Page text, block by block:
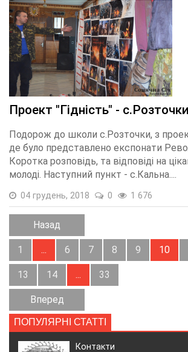
Проект "Гідність" -
Подорож до школи с.Розточки, з
де було представлено експонати
Коротка розповідь, та відповіді на
молоді. Наступний пункт - с.Кальна....
04 грудень, 2018 0 1 676
Назад
1 ... 6 7 8 9 10
13 14 ... 33
Вперед
ПОПУЛЯРНІ СТАТТІ
Контакти